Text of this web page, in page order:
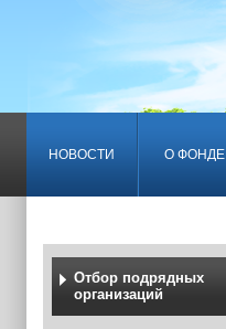
НОВОСТИ О ФОНДЕ
Отбор подрядных
организаций